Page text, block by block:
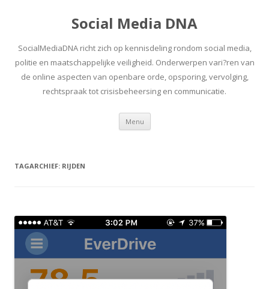
Social Media DNA
SocialMediaDNA richt zich op kennisdeling rondom social media,
politie en maatschappelijke veiligheid. Onderwerpen vari?ren van
de online aspecten van openbare orde, opsporing, vervolging,
rechtspraak tot crisisbeheersing en communicatie.
Menu Spring
inhoud
TAGARCHIEF: RIJDEN